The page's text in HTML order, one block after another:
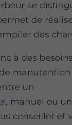
se
de
des
à des besoins
manutention
un
, manuel ou
conseiller et